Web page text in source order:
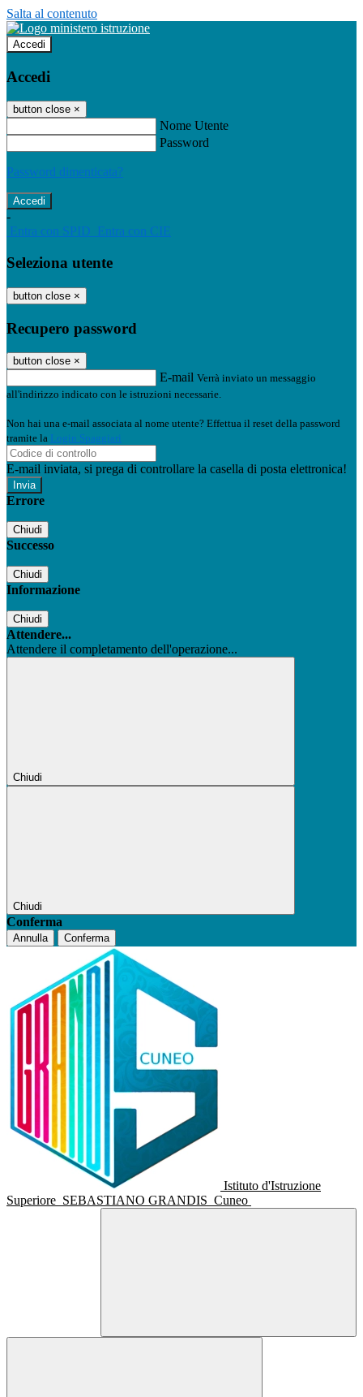
Salta al contenuto
Accedi
Accedi
button close ×
Nome Utente
Password
Password dimenticata?
-
Entra con SPID Entra con CIE
Seleziona utente
button close ×
Recupero password
button close ×
E-mail Verrà inviato un messaggio
all'indirizzo indicato con le istruzioni necessarie.
Non hai una e-mail associata al nome utente? Effettua il reset della password
tramite la Login Spaggiari
E-mail inviata, si prega di controllare la casella di posta elettronica!
Errore
Chiudi
Successo
Chiudi
Informazione
Chiudi
Attendere...
Attendere il completamento dell'operazione...
Chiudi
Chiudi
Conferma
Annulla Conferma
Istituto d'Istruzione
Superiore SEBASTIANO GRANDIS Cuneo